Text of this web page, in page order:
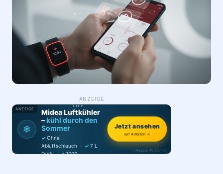
Login
Firma eintragen
ANZEIGE
ANZEIGE
❄
PRODUKT-
TIPP
Midea Luftkühler
–kühl durch den
Sommer
✓ Ohne
Abluftschlauch · ✓ 7 L
Tank · ✓2000
Jetzt ansehen
auf Amazon →
* Amazon-Partnerlink